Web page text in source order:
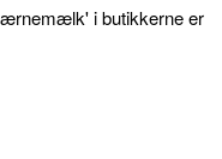
i butikkerne er